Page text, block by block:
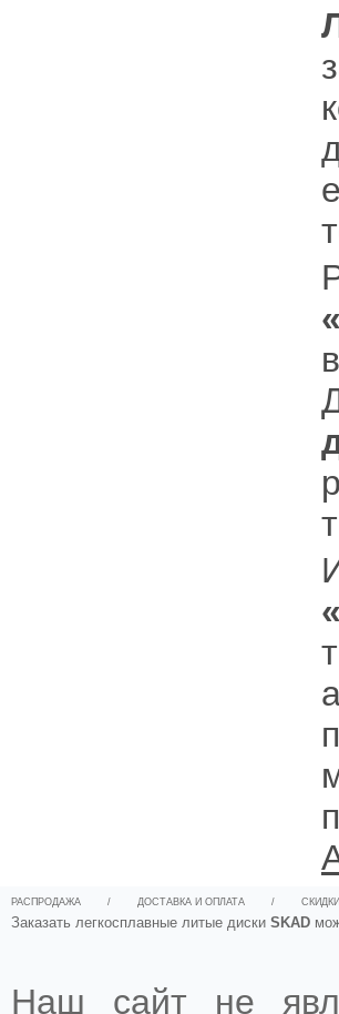
РАСПРОДАЖА / ДОСТАВКА И ОПЛАТА /
Заказать легкосплавные литые диски SKAD
Наш сайт не